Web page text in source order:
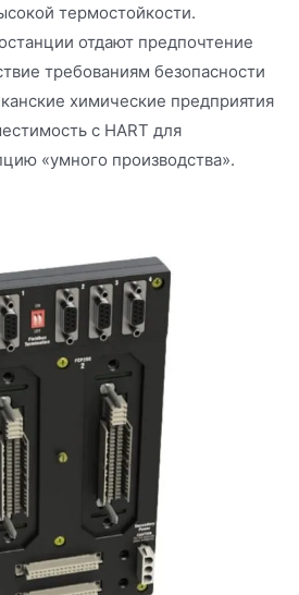
термостойкости.
отдают предпочтение
требованиям безопасности
химические предприятия
с HART для
«умного производства».